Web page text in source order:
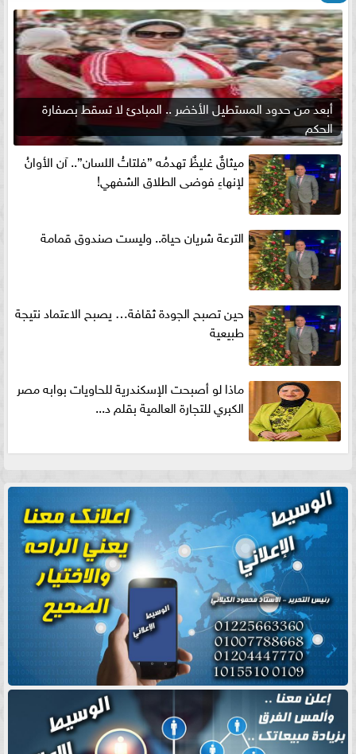
أبعد من حدود المستطيل الأخضر .. المبادئ لا تسقط بصفارة
الحكم
ميثاقٌ غليظٌ تهدمُه ”فلتاتُ اللسان”.. آن الأوانُ
لإنهاءِ فوضى الطلاق الشفهي!
الترعة شريان حياة.. وليست صندوق قمامة
حين تصبح الجودة ثقافة… يصبح الاعتماد نتيجة
طبيعية
ماذا لو أصبحت الإسكندرية للحاويات بوابه مصر
الكبري للتجارة العالمية بقلم د...